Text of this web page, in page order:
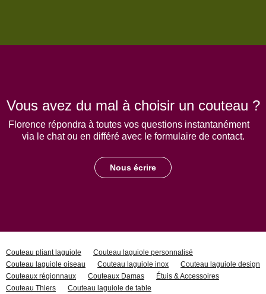
Vous avez du mal à choisir un couteau ?
Florence répondra à toutes vos questions instantanément
via le chat ou en différé avec le formulaire de contact.
Nous écrire
Couteau pliant laguiole
Couteau laguiole personnalisé
Couteau laguiole oiseau
Couteau laguiole inox
Couteau laguiole design
Couteaux régionnaux
Couteaux Damas
Étuis & Accessoires
Couteau Thiers
Couteau laguiole de table